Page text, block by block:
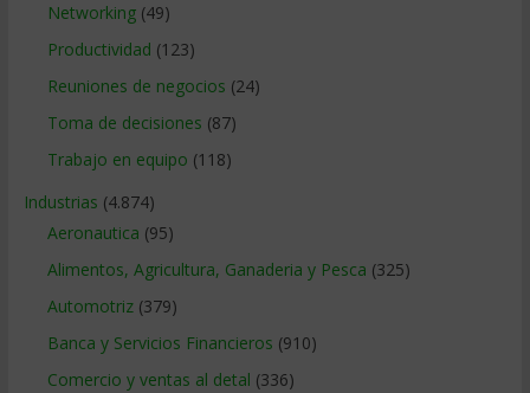
Networking(49)
Productividad (123)
Reuniones de negocios (24)
Toma de decisiones (87)
Trabajo en equipo (118)
Industrias (4.874)
Aeronautica (95)
Alimentos, Agricultura, Ganaderia y Pesca (325)
Automotriz(379)
Banca y Servicios Financieros (910)
Comercio y ventas al detal (336)